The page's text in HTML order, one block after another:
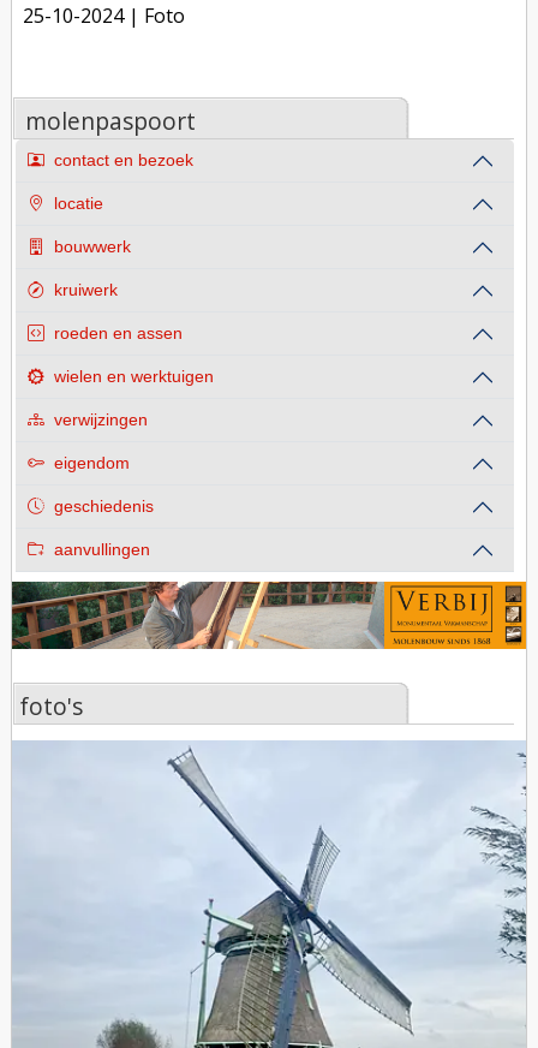
25-10-2024| Foto
molenpaspoort
contact en bezoek
locatie
bouwwerk
kruiwerk
roeden en assen
wielen en werktuigen
verwijzingen
eigendom
geschiedenis
aanvullingen
foto's